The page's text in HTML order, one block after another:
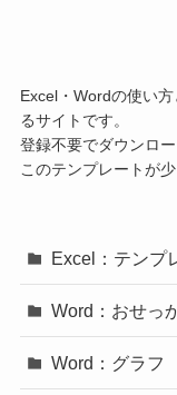
Excel・Wordの使い
るサイトです。
登録不要でダウンロ
このテンプレートが
Excel：テンプ
Word：おせっ
Word：グラフ